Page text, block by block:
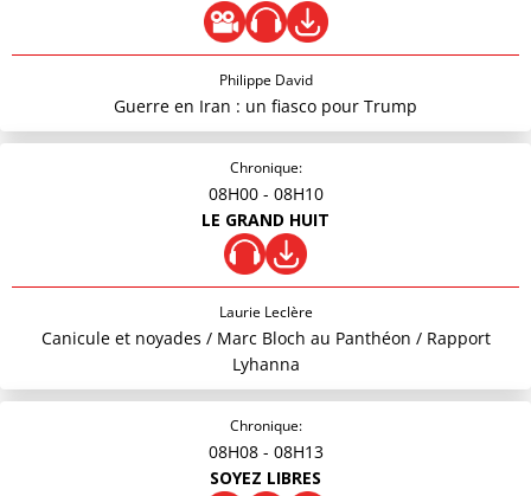
Philippe David
Guerre en Iran : un fiasco pour Trump
Chronique:
08H00 - 08H10
LE GRAND HUIT
Laurie Leclère
Canicule et noyades / Marc Bloch au Panthéon / Rapport
Lyhanna
Chronique:
08H08 - 08H13
SOYEZ LIBRES